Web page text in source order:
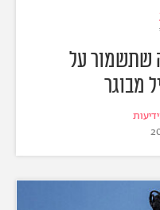
שתשמור על
מבוגר